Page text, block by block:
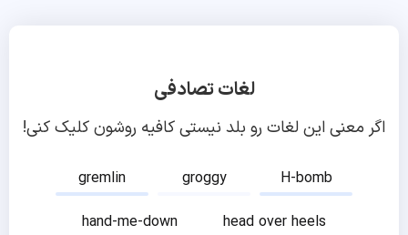
لغات تصادفی
اگر معنی این لغات رو بلد نیستی کافیه روشون کلیک کنی!
gremlin groggy
H-bomb
hand-me-down
head over heels